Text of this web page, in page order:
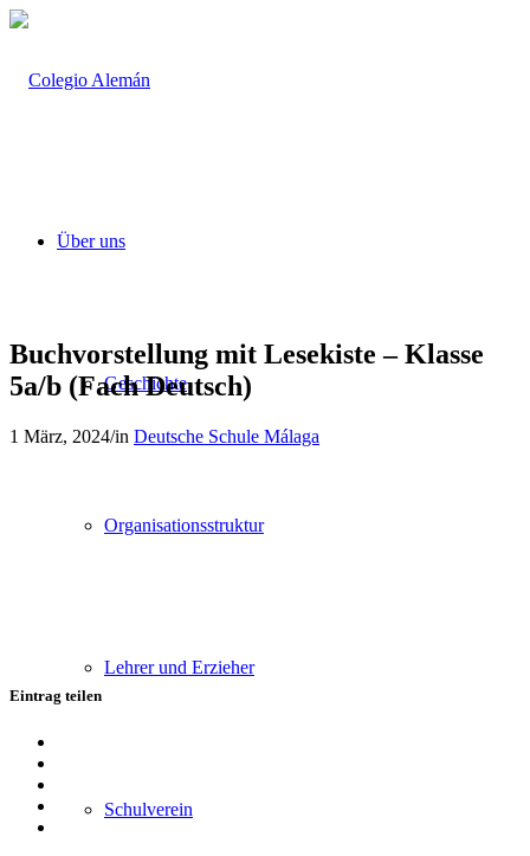
Über uns
Geschichte
Organisationsstruktur
Lehrer und Erzieher
Schulverein
Buchvorstellung mit Lesekiste – Klasse
5a/b (Fach Deutsch)
1 März, 2024/in Deutsche Schule Málaga
Eintrag teilen
Teilen